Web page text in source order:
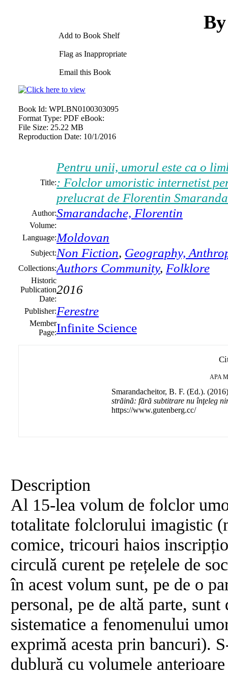
Add to Book Shelf
Flag as Inappropriate
Email this Book
Book Id: WPLBN0100303095
Format Type: PDF eBook:
File Size: 25.22 MB
Reproduction Date: 10/1/2016
Title:
Pentru unii, umorul este ca o
: Folclor umoristic internetist
prelucrat de Florentin
Author:Smarandache, Florentin
Volume:
Language:Moldovan
Subject:Non Fiction, Geography,
Collections:Authors Community, Folklore
Historic
Publication
Date:
2016
Publisher:Ferestre
Member
Page:Infinite Science
APA
Smarandacheitor, B. F. (Ed.).
străină: fără subtitrare nu înţeleg
https://www.gutenberg.cc/
Description
Al 15-lea volum de folclor
totalitate folclorului imagistic
comice, tricouri haios
circulă curent pe rețelele de
în acest volum sunt, pe de o
personal, pe de altă parte,
sistematice a fenomenului
exprimă acesta prin bancuri).
dublură cu volumele